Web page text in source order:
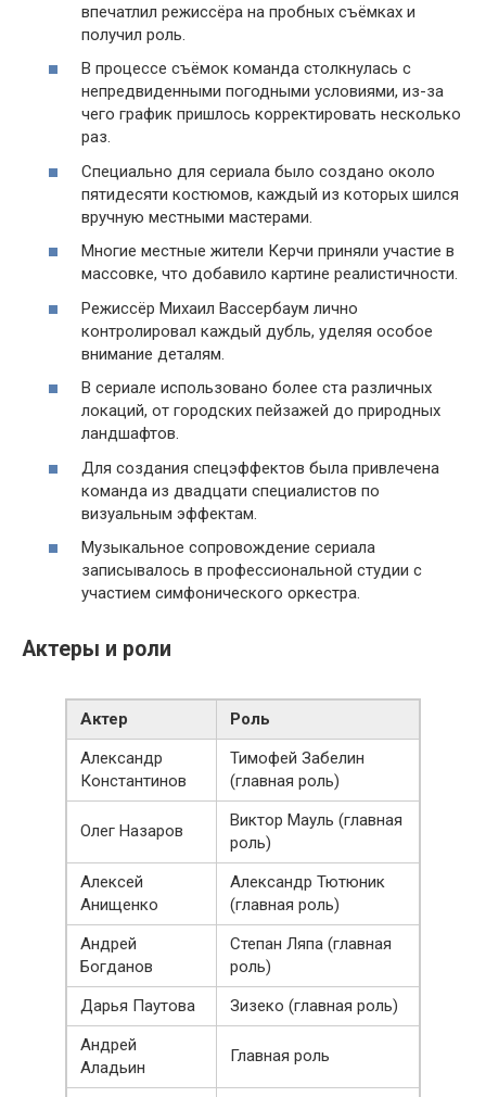
впечатлил режиссёра на пробных съёмках и
получил роль.
В процессе съёмок команда столкнулась с
непредвиденными погодными условиями, из-за
чего график пришлось корректировать несколько
раз.
Специально для сериала было создано около
пятидесяти костюмов, каждый из которых шился
вручную местными мастерами.
Многие местные жители Керчи приняли участие в
массовке, что добавило картине реалистичности.
Режиссёр Михаил Вассербаум лично
контролировал каждый дубль, уделяя особое
внимание деталям.
В сериале использовано более ста различных
локаций, от городских пейзажей до природных
ландшафтов.
Для создания спецэффектов была привлечена
команда из двадцати специалистов по
визуальным эффектам.
Музыкальное сопровождение сериала
записывалось в профессиональной студии с
участием симфонического оркестра.
Актеры и роли
Актер
Роль
Александр
Константинов
Тимофей Забелин
(главная роль)
Олег Назаров
Виктор Мауль (главная
роль)
Алексей
Анищенко
Александр Тютюник
(главная роль)
Андрей
Богданов
Степан Ляпа (главная
роль)
Дарья Паутова
Зизеко (главная роль)
Андрей
Аладьин
Главная роль